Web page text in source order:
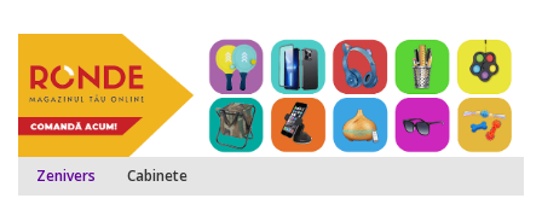
Zenivers Cabinete